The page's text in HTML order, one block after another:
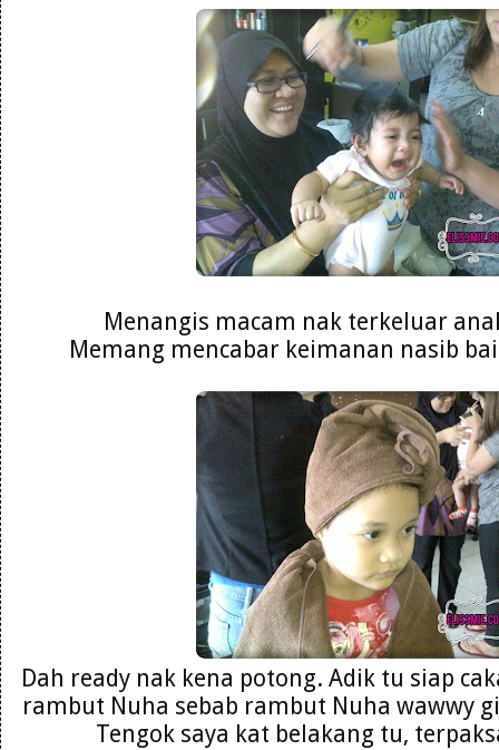
Menangis macam nak terkeluar
Memang mencabar keimanan nasib
Dah ready nak kena potong. Adik tu siap
rambut Nuha sebab rambut Nuha wawwy
Tengok saya kat belakang tu,